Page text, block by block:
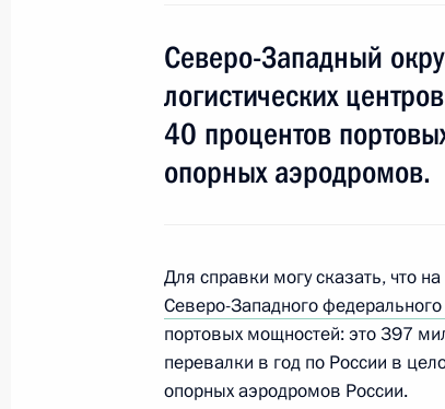
Встреча с главой «РЖД»
18 июля 2016 года, 15:30
Встреча с главой РЖД
16 сентября 2015 года, 19:15
Северо-Западный
логистических
40 процентов
опорных аэродромов.
Для справки могу сказать, что
Северо-Западного федерального
портовых мощностей: это 397
перевалки в год по России в
опорных аэродромов России.